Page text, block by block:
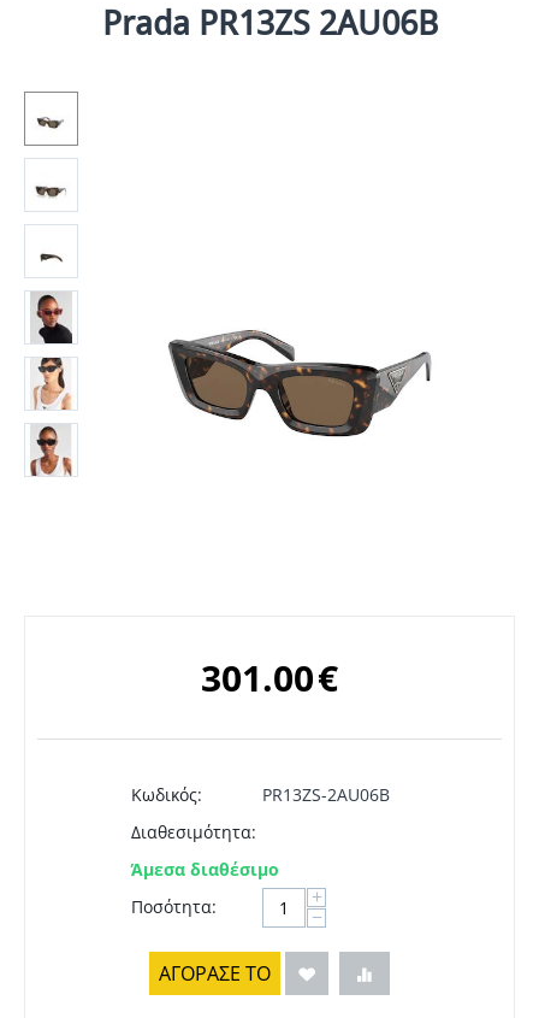
Prada PR13ZS 2AU06B
301.00€
Κωδικός:
PR13ZS-2AU06B
Διαθεσιμότητα:
Άμεσα διαθέσιμο
Ποσότητα:
+
−
ΑΓΟΡΑΣΕ ΤΟ